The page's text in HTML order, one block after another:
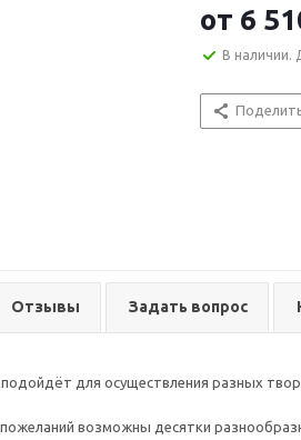
от 6
В наличии.
Отзывы Задать вопрос
подойдёт для осуществления разных
возможны десятки